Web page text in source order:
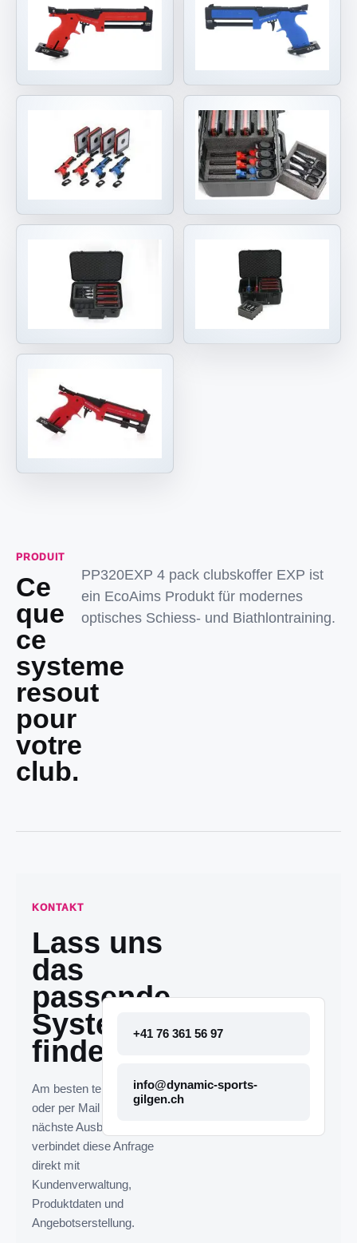
PRODUIT
Ce
que
ce
systeme
resout
pour
votre
club.
PP320EXP 4 pack clubskoffer EXP ist
ein EcoAims Produkt für modernes
optisches Schiess- und Biathlontraining.
KONTAKT
Lass uns
das
passende
System
finden.
Am besten telefonisch
oder per Mail melden. Die
nächste Ausbaustufe
verbindet diese Anfrage
direkt mit
Kundenverwaltung,
Produktdaten und
Angebotserstellung.
+41 76 361 56 97
info@dynamic-sports-
gilgen.ch